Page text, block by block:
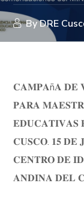
ByDRE
𝐂𝐀𝐌𝐏𝐀ñ𝐀 𝐃𝐄
𝐏𝐀𝐑𝐀
𝐄𝐃𝐔𝐂𝐀𝐓𝐈𝐕𝐀𝐒
𝐂𝐔𝐒𝐂𝐎. 𝟏𝟓 𝐃𝐄
𝐂𝐄𝐍𝐓𝐑𝐎 𝐃𝐄
𝐀𝐍𝐃𝐈𝐍𝐀 𝐃𝐄𝐋